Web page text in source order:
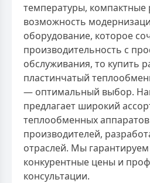
температуры, компактные
возможность
оборудование, которое
производительность с
обслуживания, то купить
пластинчатый
— оптимальный выбор.
предлагает широкий
теплообменных
производителей,
отраслей. Мы гарантируем
конкурентные цены и
консультации.